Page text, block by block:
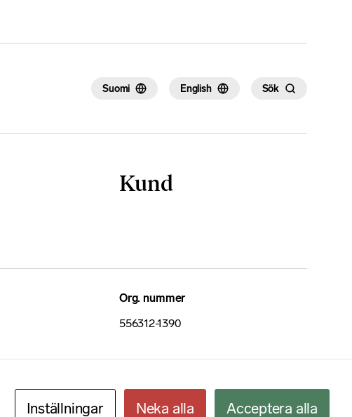
Suomi English Sök
Kund
Org. nummer
556312-1390
Inställningar Neka alla Acceptera alla